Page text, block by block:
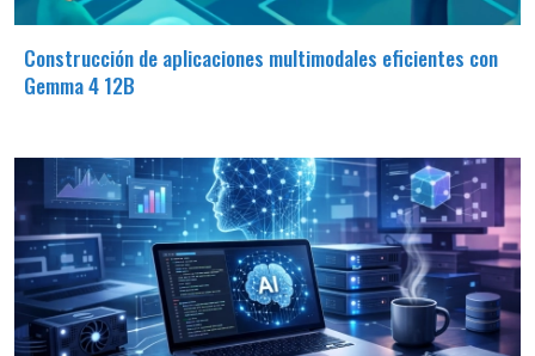
Construcción de aplicaciones multimodales eficientes con
Gemma 4 12B